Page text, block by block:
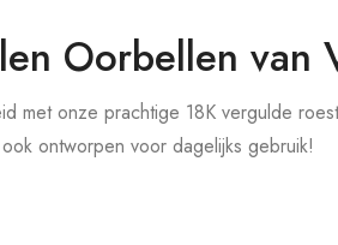
Oorbellen van
met onze prachtige 18K vergulde
ontworpen voor dagelijks gebruik!